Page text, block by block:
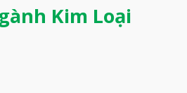
Kim Loại